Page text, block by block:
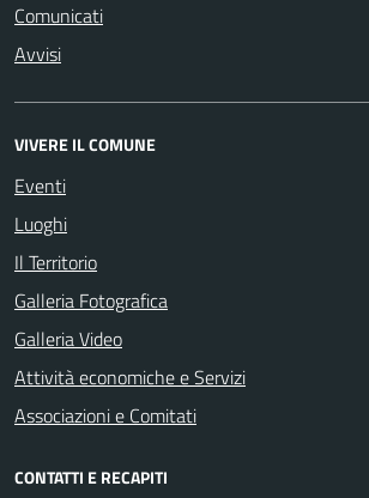
Comunicati
Avvisi
VIVERE IL COMUNE
Eventi
Luoghi
Il Territorio
Galleria Fotografica
Galleria Video
Attività economiche e Servizi
Associazioni e Comitati
CONTATTI E RECAPITI